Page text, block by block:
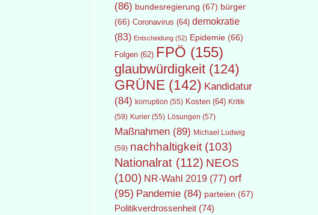
(86) bundesregierung (67) bürger
(66) Coronavirus (64) demokratie
(83) Entscheidung(52) Epidemie(66)
Folgen(62) FPÖ (155)
glaubwürdigkeit(124)
GRÜNE(142) Kandidatur
(84) korruption (55) Kosten(64) Kritik
(59) Kurier(55) Lösungen (57)
Maßnahmen(89) Michael Ludwig
(59) nachhaltigkeit(103)
Nationalrat(112) NEOS
(100) NR-Wahl 2019(77) orf
(95) Pandemie(84) parteien (67)
Politikverdrossenheit(74)